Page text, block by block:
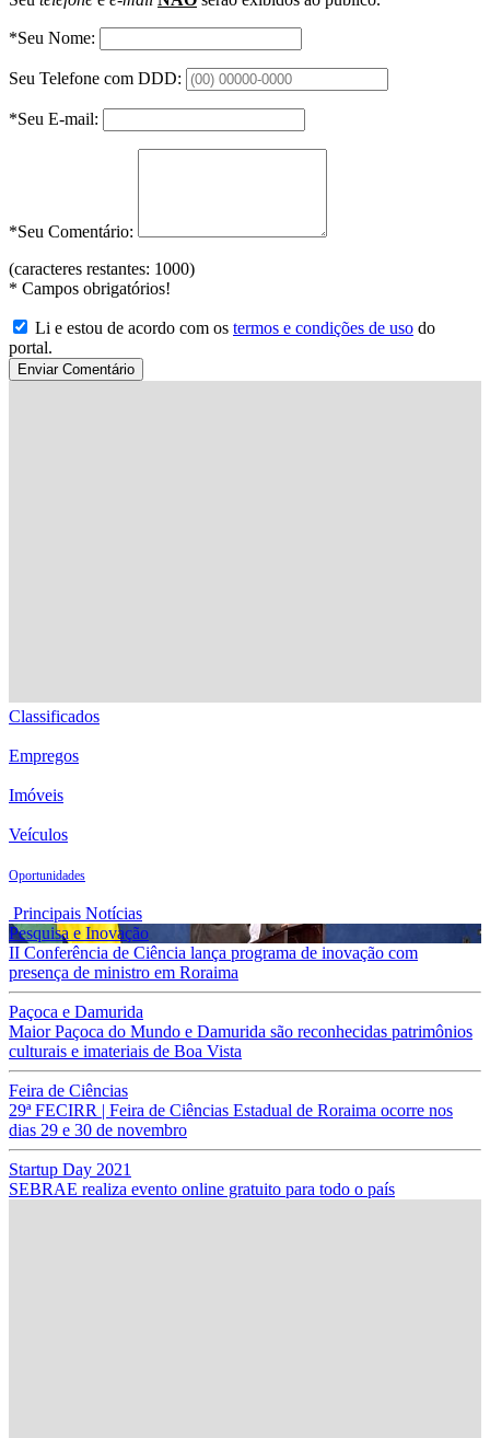
*Seu Nome:
Seu Telefone com DDD:
*Seu E-mail:
*Seu Comentário:
(caracteres restantes: 1000)
* Campos obrigatórios!
Li e estou de acordo com os termos e condições de uso do
portal.
Classificados
Empregos
Imóveis
Veículos
Oportunidades
Principais Notícias
Pesquisa e Inovação
II Conferência de Ciência lança programa de inovação com
presença de ministro em Roraima
Paçoca e Damurida
Maior Paçoca do Mundo e Damurida são reconhecidas patrimônios
culturais e imateriais de Boa Vista
Feira de Ciências
29ª FECIRR | Feira de Ciências Estadual de Roraima ocorre nos
dias 29 e 30 de novembro
Startup Day 2021
SEBRAE realiza evento online gratuito para todo o país